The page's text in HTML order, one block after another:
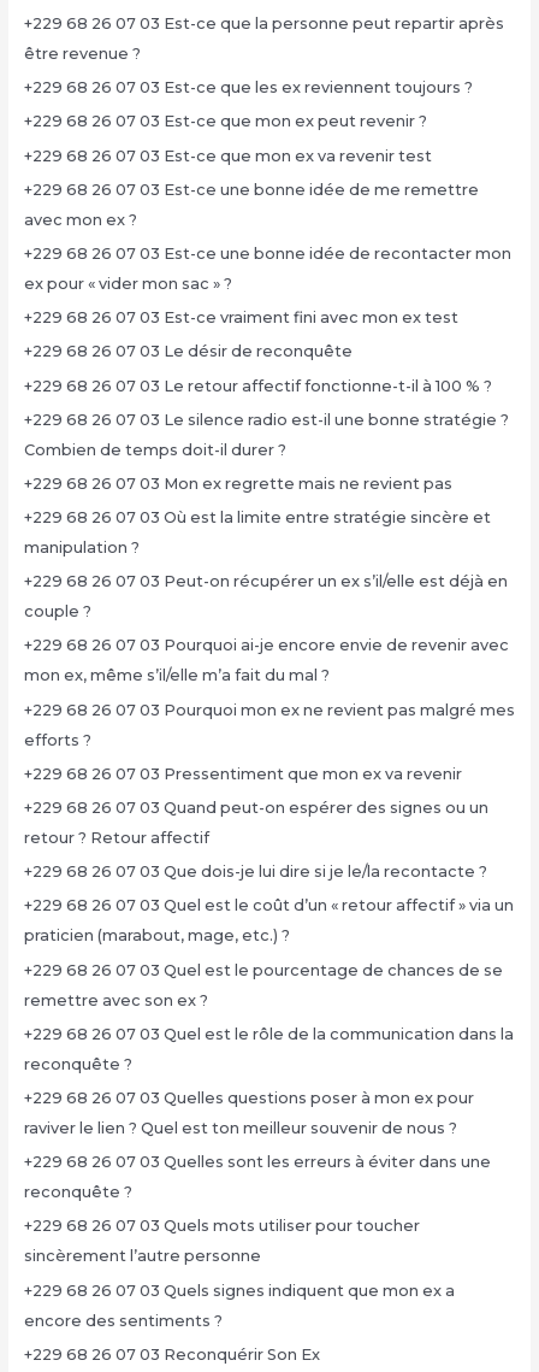
+229 68 26 07 03 Est-ce que la personne peut repartir après
être revenue ?
+229 68 26 07 03 Est-ce que les ex reviennent toujours ?
+229 68 26 07 03 Est-ce que mon ex peut revenir ?
+229 68 26 07 03 Est-ce que mon ex va revenir test
+229 68 26 07 03 Est-ce une bonne idée de me remettre
avec mon ex ?
+229 68 26 07 03 Est-ce une bonne idée de recontacter mon
ex pour « vider mon sac » ?
+229 68 26 07 03 Est-ce vraiment fini avec mon ex test
+229 68 26 07 03 Le désir de reconquête
+229 68 26 07 03 Le retour affectif fonctionne-t-il à 100 % ?
+229 68 26 07 03 Le silence radio est-il une bonne stratégie ?
Combien de temps doit-il durer ?
+229 68 26 07 03 Mon ex regrette mais ne revient pas
+229 68 26 07 03 Où est la limite entre stratégie sincère et
manipulation ?
+229 68 26 07 03 Peut-on récupérer un ex s’il/elle est déjà en
couple ?
+229 68 26 07 03 Pourquoi ai-je encore envie de revenir avec
mon ex, même s’il/elle m’a fait du mal ?
+229 68 26 07 03 Pourquoi mon ex ne revient pas malgré mes
efforts ?
+229 68 26 07 03 Pressentiment que mon ex va revenir
+229 68 26 07 03 Quand peut-on espérer des signes ou un
retour ? Retour affectif
+229 68 26 07 03 Que dois-je lui dire si je le/la recontacte ?
+229 68 26 07 03 Quel est le coût d’un « retour affectif » via un
praticien (marabout, mage, etc.) ?
+229 68 26 07 03 Quel est le pourcentage de chances de se
remettre avec son ex ?
+229 68 26 07 03 Quel est le rôle de la communication dans la
reconquête ?
+229 68 26 07 03 Quelles questions poser à mon ex pour
raviver le lien ? Quel est ton meilleur souvenir de nous ?
+229 68 26 07 03 Quelles sont les erreurs à éviter dans une
reconquête ?
+229 68 26 07 03 Quels mots utiliser pour toucher
sincèrement l’autre personne
+229 68 26 07 03 Quels signes indiquent que mon ex a
encore des sentiments ?
+229 68 26 07 03 Reconquérir Son Ex